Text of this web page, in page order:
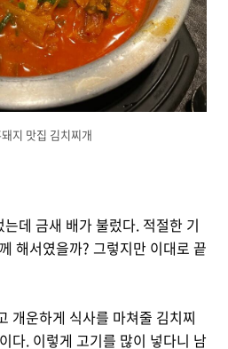
지 맛집 김치찌개
데 금새 배가 불렀다. 적절한 기
해서였을까? 그렇지만 이대로 끝
개운하게 식사를 마쳐줄 김치찌
다. 이렇게 고기를 많이 넣다니 남